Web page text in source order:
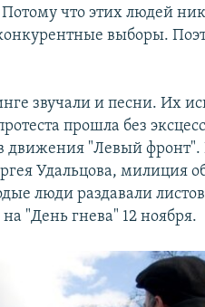
что этих людей
выборы.
звучали и песни. Их
прошла без
движения "Левый фронт".
Удальцова, милиция
люди раздавали
"День гнева" 12 ноября.